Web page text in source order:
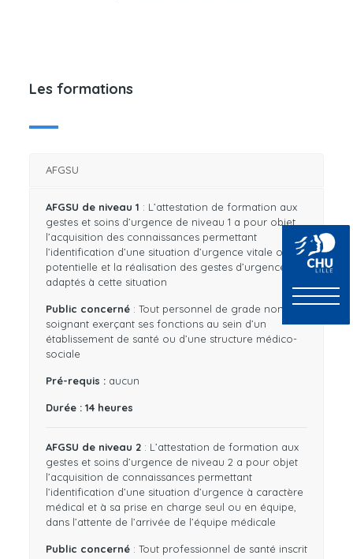
Les formations
AFGSU
AFGSU de niveau 1 : L’attestation de formation aux
gestes et soins d’urgence de niveau 1 a pour objet
l’acquisition des connaissances permettant
l’identification d’une situation d’urgence vitale ou
potentielle et la réalisation des gestes d’urgence
adaptés à cette situation
Public concerné : Tout personnel de grade non-
soignant exerçant ses fonctions au sein d’un
établissement de santé ou d’une structure médico-
sociale
Pré-requis :aucun
Durée : 14 heures
AFGSU de niveau 2: L’attestation de formation aux
gestes et soins d’urgence de niveau 2 a pour objet
l’acquisition de connaissances permettant
l’identification d’une situation d’urgence à caractère
médical et à sa prise en charge seul ou en équipe,
dans l’attente de l’arrivée de l’équipe médicale
Public concerné : Tout professionnel de santé inscrit